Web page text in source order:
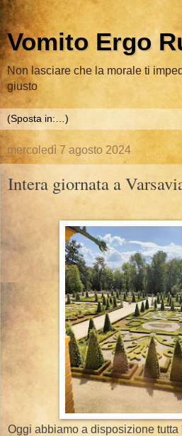
Vomito Ergo
Non lasciare che la morale ti
giusto
mercoledì 7 agosto 2024
Intera giornata a
Oggi abbiamo a disposizione